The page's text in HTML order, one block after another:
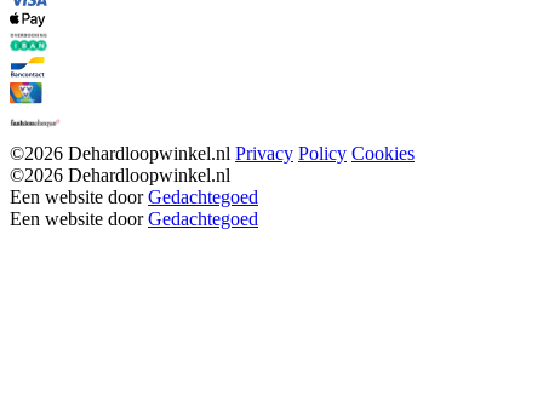
©2026 Dehardloopwinkel.nl Privacy Policy Cookies
©2026 Dehardloopwinkel.nl
Een website doorGedachtegoed
Een website doorGedachtegoed